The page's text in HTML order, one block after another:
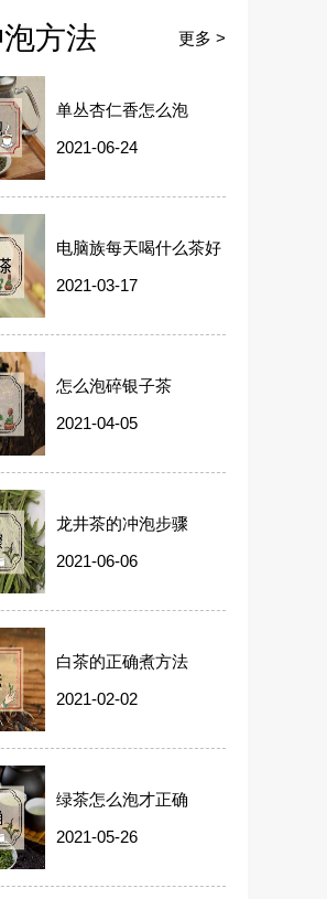
方法 更多 >
单丛杏仁香怎么泡
2021-06-24
电脑族每天喝什么茶好
2021-03-17
怎么泡碎银子茶
2021-04-05
龙井茶的冲泡步骤
2021-06-06
白茶的正确煮方法
2021-02-02
绿茶怎么泡才正确
2021-05-26